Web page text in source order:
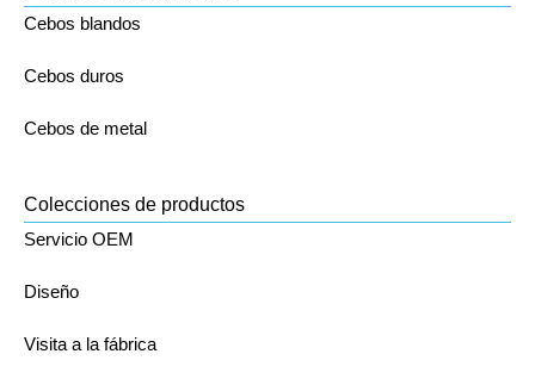
Cebos blandos
Cebos duros
Cebos de metal
Colecciones de productos
Servicio OEM
Diseño
Visita a la fábrica